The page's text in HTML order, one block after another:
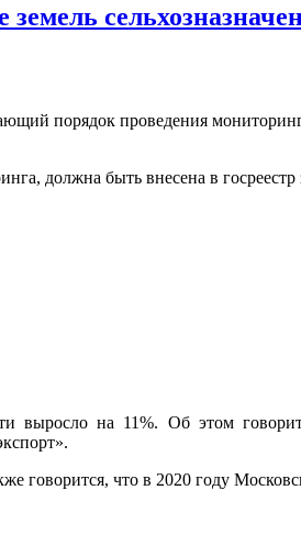
порядок проведения
должна быть внесена в
выросло на 11%. Об этом
говорится, что в 2020 году